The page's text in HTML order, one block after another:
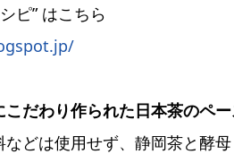
ピ” はこちら
だわり作られた日本茶のペー
どは使用せず、静岡茶と酵母